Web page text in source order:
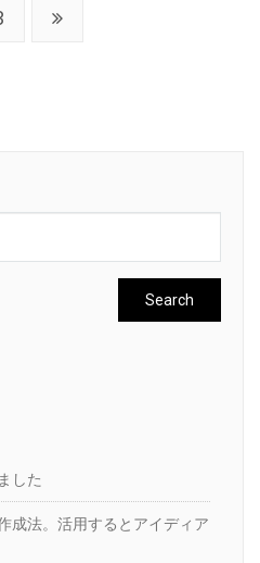
した
成法。活用するとアイディア